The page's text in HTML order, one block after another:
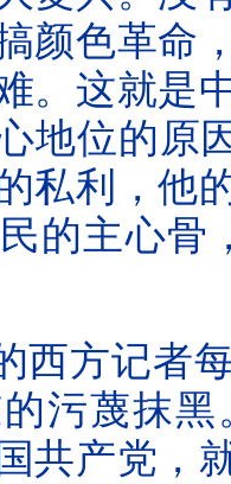
颜色革命
。这就是
地位的原
私利，他
的主心骨
西方记者
污蔑抹
共产党，